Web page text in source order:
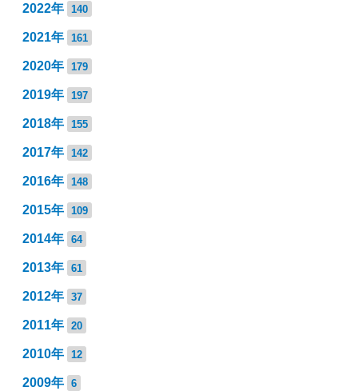
2022年 140
2021年 161
2020年 179
2019年 197
2018年 155
2017年 142
2016年 148
2015年 109
2014年 64
2013年 61
2012年 37
2011年 20
2010年 12
2009年 6